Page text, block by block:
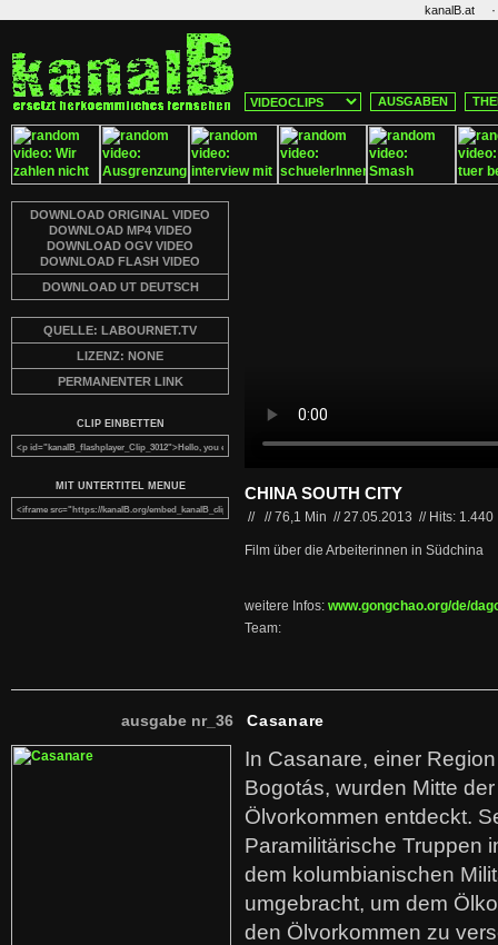
kanalB.at ·
AUSGABEN
DOWNLOAD ORIGINAL VIDEO
DOWNLOAD MP4 VIDEO
DOWNLOAD OGV VIDEO
DOWNLOAD FLASH VIDEO
DOWNLOAD UT DEUTSCH
QUELLE: LABOURNET.TV
LIZENZ: NONE
PERMANENTER LINK
CLIP EINBETTEN
MIT UNTERTITEL MENUE CHINA SOUTH CITY
// //76,1 Min //27.05.2013 // Hits: 1.440
Film über die Arbeiterinnen in Südchina
weitere Infos: www.gongchao.org/de/
Team:
ausgabe nr_36 Casanare
In Casanare, einer
Bogotás, wurden Mitte
Ölvorkommen entdeckt.
Paramilitärische Truppen
dem kolumbianischen
umgebracht, um dem
den Ölvorkommen zu